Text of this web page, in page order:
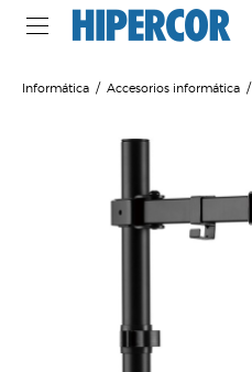
Informática Accesorios informática